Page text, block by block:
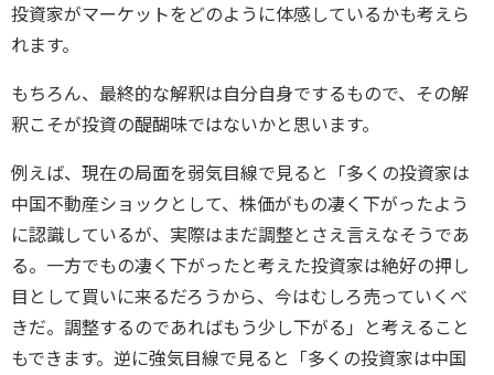
投資家がマーケットをどのように体感しているかも考えら
れます。
もちろん、最終的な解釈は自分自身でするもので、その解
釈こそが投資の醍醐味ではないかと思います。
例えば、現在の局面を弱気目線で見ると「多くの投資家は
中国不動産ショックとして、株価がもの凄く下がったよう
に認識しているが、実際はまだ調整とさえ言えなそうであ
る。一方でもの凄く下がったと考えた投資家は絶好の押し
目として買いに来るだろうから、今はむしろ売っていくべ
きだ。調整するのであればもう少し下がる」と考えること
もできます。逆に強気目線で見ると「多くの投資家は中国